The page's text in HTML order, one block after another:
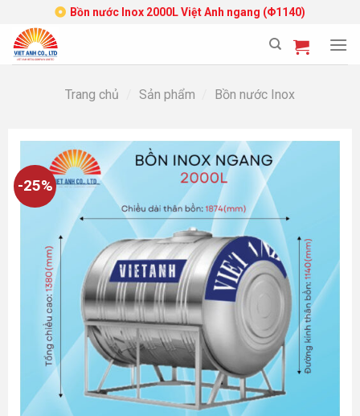
content
Bồn nước Inox 2000L Việt Anh ngang (Φ1140)
Trang chủ Sản phẩm Bồn nước Inox
-25%